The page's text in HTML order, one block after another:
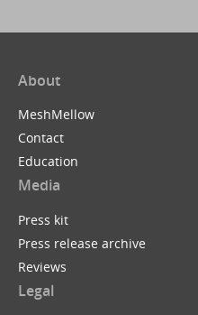
About
MeshMellow
Contact
Education
Media
Press kit
Press release archive
Reviews
Legal